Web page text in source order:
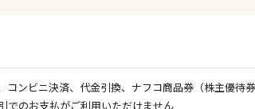
コンビニ決済、代金引換、ナフコ商品券（株主優待券
でのお支払がご利用いただけません